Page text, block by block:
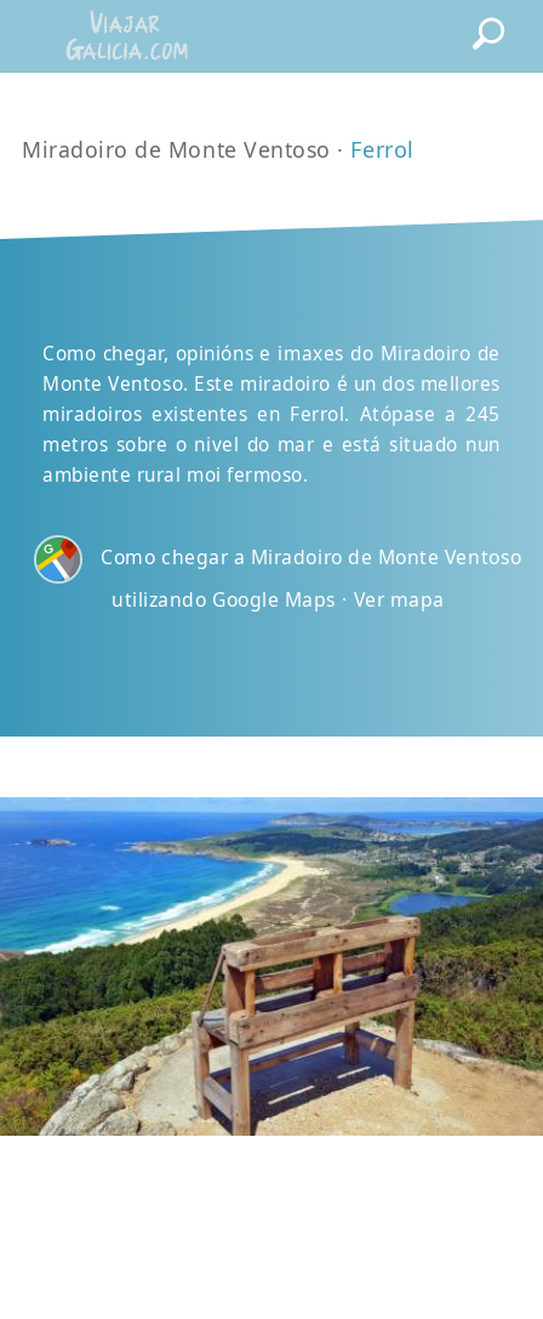
Miradoiro de Monte Ventoso · Ferrol
Como chegar, opinións e imaxes do Miradoiro de
Monte Ventoso. Este miradoiro é un dos mellores
miradoiros existentes en Ferrol. Atópase a 245
metros sobre o nivel do mar e está situado nun
ambiente rural moi fermoso.
Como chegar a Miradoiro de Monte Ventoso
utilizando Google Maps · Ver mapa